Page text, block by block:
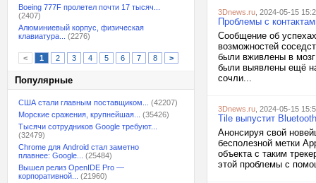
Boeing 777F пролетел почти 17 тысяч...
(2407)
Алюминиевый корпус, физическая
клавиатура...
(2276)
< 1 2 3 4 5 6 7 8 >
Популярные
США стали главным поставщиком...
(42207)
Морские сражения, крупнейшая...
(35426)
Тысячи сотрудников Google требуют...
(32479)
Chrome для Android стал заметно
плавнее: Google...
(25484)
Вышел релиз OpenIDE Pro —
корпоративной...
(21960)
3Dnews.ru , 2024-05-15
Проблемы с
Сообщение об
возможностей
были вживлены в
были выявлены ещё
сочли...
3Dnews.ru , 2024-05-15
Tile выпустит
Анонсируя свой
бесполезной метки
объекта с таким
этой проблемы с